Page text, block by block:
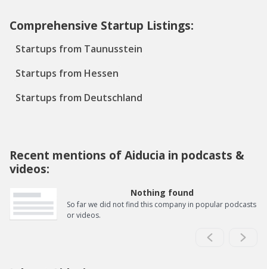
Comprehensive Startup Listings:
Startups from Taunusstein
Startups from Hessen
Startups from Deutschland
Recent mentions of Aiducia in podcasts &
videos:
Nothing found
So far we did not find this company in popular podcasts
or videos.